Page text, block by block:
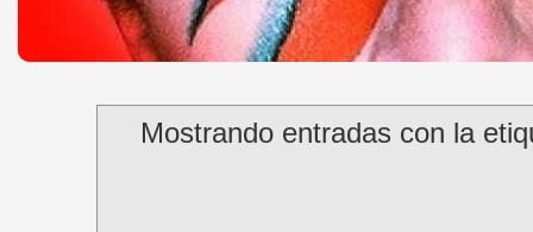
Mostrando entradas con la